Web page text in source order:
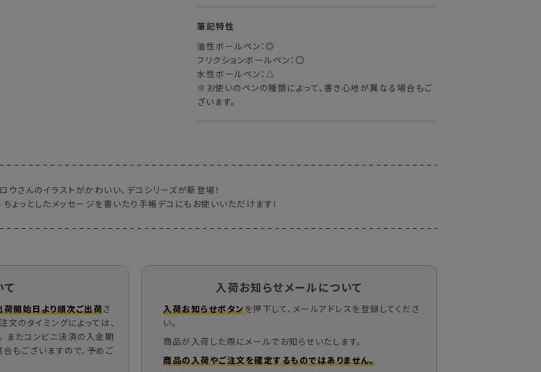
筆記特性
油性ボールペン：◎
フリクションボールペン：〇
水性ボールペン：△
※お使いのペンの種類によって、書き心地が異なる場合もご
ざいます。
ウさんのイラストがかわいい、デコシリーズが新登場！
ょっとしたメッセージを書いたり手帳デコにもお使いいただけます！
荷開始日より順次ご出荷さ
文のタイミングによっては、
またコンビニ決済の入金期
もございますので、予めご
入荷お知らせメールについて
入荷お知らせボタンを押下して、メールアドレスを登録してくださ
い。
商品が入荷した際にメールでお知らせいたします。
商品の入荷やご注文を確定するものではありません。